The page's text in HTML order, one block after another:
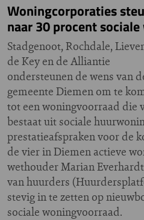
Woningcorporaties
naar 30 procent
Stadgenoot, Rochdale,
de Key en de Alliantie
ondersteunen de wens van
gemeente Diemen om te
tot een woningvoorraad die
bestaat uit sociale
prestatieafspraken voor de
de vier in Diemen actieve
wethouder Marian
van huurders
stevig in te zetten op
sociale woningvoorraad.